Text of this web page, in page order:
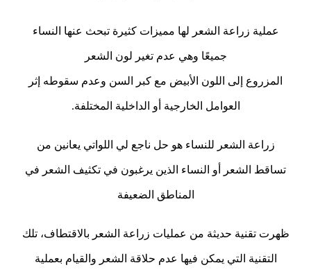
عملية زراعة الشعر لها مميزات كثيرة تبحث عنها النساء
جميعًا وهي عدم تغير لون الشعر
المزروع إلى اللون الأبيض مع كبر السن وعدم سقوطه إثر
العوامل الخارجية أو الداخلية المختلفة.
زراعة الشعر للنساء هو حل ناجع لي اللواتي يعانين من
تساقط الشعر أو النساء الذين يرغبون في تكثيف الشعر في
المناطق الضعيفة
ظهرت تقنية حديثة من عمليات زراعة الشعر بالاقتطاف، تلك
التقنية التي يمكن فيها عدم حلاقة الشعر والقيام بعملية